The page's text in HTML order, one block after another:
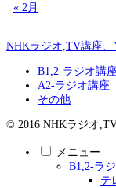
« 2月
NHKラジオ,TV講座、
B1,2-ラジオ講座
A2-ラジオ講座
その他
© 2016 NHKラジオ
メニュー
B1,2-ラ
テ